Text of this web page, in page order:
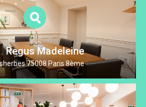
Regus Madeleine
75008 Paris 8ème